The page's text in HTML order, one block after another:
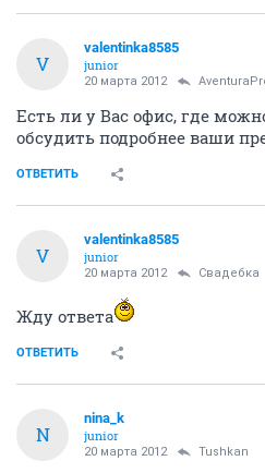
V
valentinka8585
junior
20 марта 2012
Есть ли у Вас офис, где
обсудить подробнее ваши
ОТВЕТИТЬ
V
valentinka8585
junior
20 марта 2012 Свадебка
Жду ответа
ОТВЕТИТЬ
N
nina_k
junior
20 марта 2012 Tushkan